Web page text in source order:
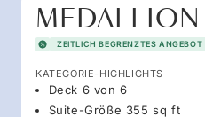
ZEITLICH BEGRENZTES ANGEBOT
KATEGORIE-HIGHLIGHTS
Deck 6 von 6
Suite-Größe 355 sq ft